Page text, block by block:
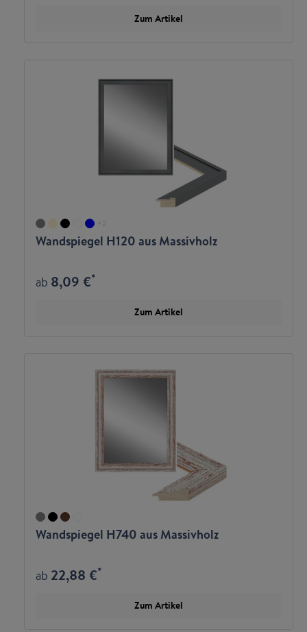
Zum Artikel
+2
Wandspiegel H120 aus Massivholz
ab 8,09 €*
Zum Artikel
Wandspiegel H740 aus Massivholz
ab 22,88 €*
Zum Artikel